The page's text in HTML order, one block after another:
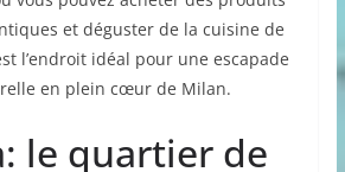
et déguster de la cuisine de
l’endroit idéal pour une escapade
en plein cœur de Milan.
le quartier de